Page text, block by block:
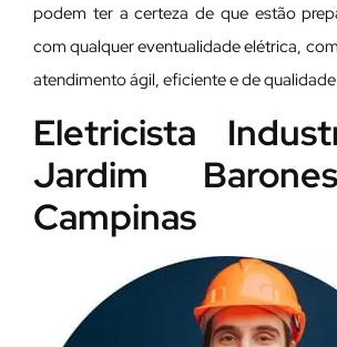
podem ter a certeza de que estão
com qualquer eventualidade elétrica,
atendimento ágil, eficiente e de
Eletricista
Jardim
Campinas